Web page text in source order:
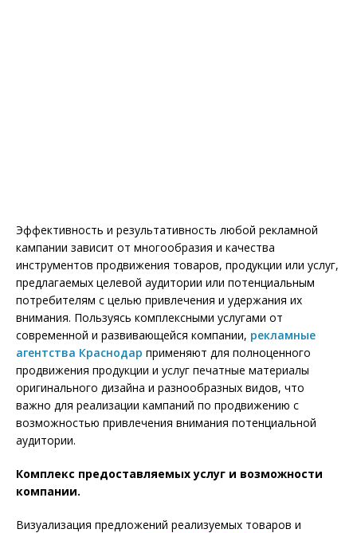
Эффективность и результативность любой рекламной
кампании зависит от многообразия и качества
инструментов продвижения товаров, продукции или услуг,
предлагаемых целевой аудитории или потенциальным
потребителям с целью привлечения и удержания их
внимания. Пользуясь комплексными услугами от
современной и развивающейся компании, рекламные
агентства Краснодар применяют для полноценного
продвижения продукции и услуг печатные материалы
оригинального дизайна и разнообразных видов, что
важно для реализации кампаний по продвижению с
возможностью привлечения внимания потенциальной
аудитории.
Комплекс предоставляемых услуг и возможности
компании.
Визуализация предложений реализуемых товаров и